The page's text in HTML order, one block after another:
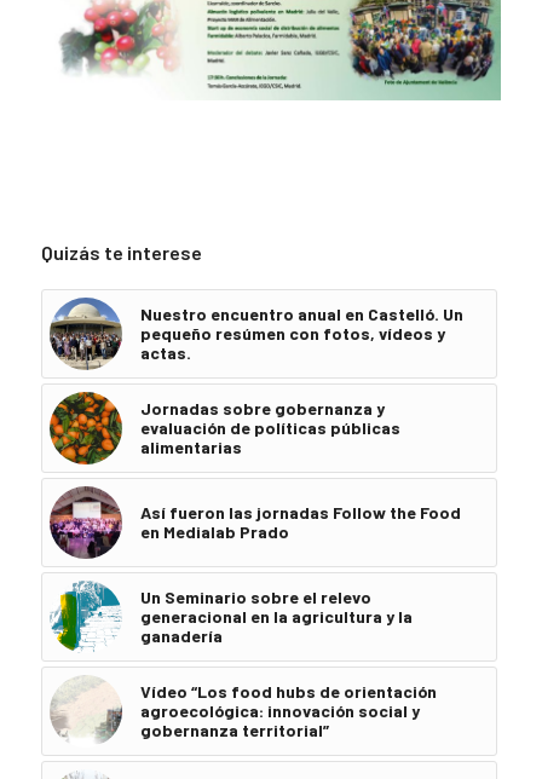
Quizás te interese
Nuestro encuentro anual en Castelló. Un
pequeño resúmen con fotos, vídeos y
actas.
Jornadas sobre gobernanza y
evaluación de políticas públicas
alimentarias
Así fueron las jornadas Follow the Food
en Medialab Prado
Un Seminario sobre el relevo
generacional en la agricultura y la
ganadería
Vídeo “Los food hubs de orientación
agroecológica: innovación social y
gobernanza territorial”